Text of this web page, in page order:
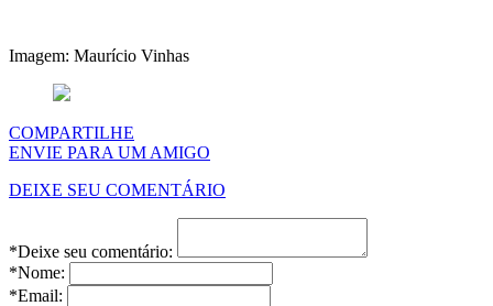
Imagem: Maurício Vinhas
COMPARTILHE
ENVIE PARA UM AMIGO
DEIXE SEU COMENTÁRIO
*Deixe seu comentário:
*Nome:
*Email: